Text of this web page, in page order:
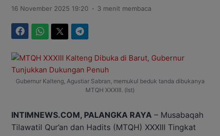
16 November 2025 19:20 . 3 menit membaca
Gubernur Kalteng, Agustiar Sabran, memukul beduk tanda dibukanya
MTQH XXXIII. (Ist)
INTIMNEWS.COM, PALANGKA RAYA – Musabaqah
Tilawatil Qur’an dan Hadits (MTQH) XXXIII Tingkat